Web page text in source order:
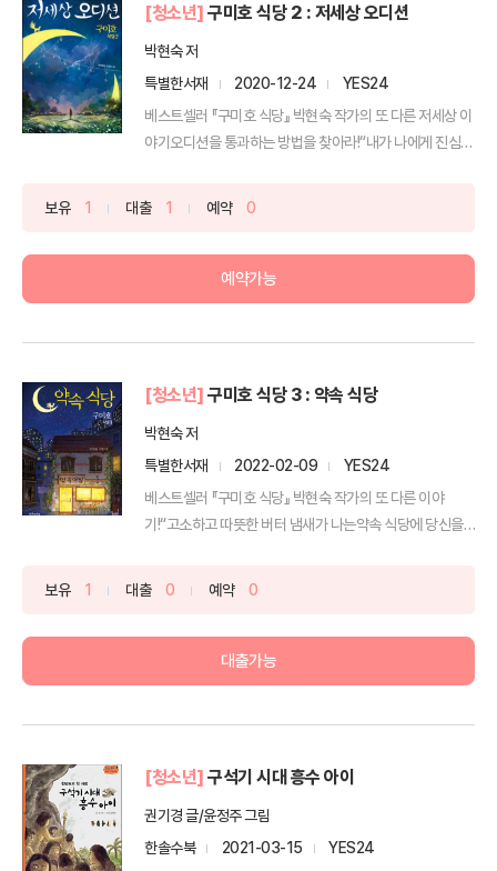
[청소년] 구미호 식당 2 : 저세상 오디션
박현숙 저
특별한서재
2020-12-24
YES24
베스트셀러 『구미호 식당』 박현숙 작가의 또 다른 저세상 이
야기오디션을 통과하는 방법을 찾아라!“내가 나에게 진심으
보유 1 대출 1 예약 0
예약가능
[청소년] 구미호 식당 3 : 약속 식당
박현숙 저
특별한서재
2022-02-09
YES24
베스트셀러 『구미호 식당』 박현숙 작가의 또 다른 이야
기!“고소하고 따뜻한 버터 냄새가 나는약속 식당에 당신을
보유 1 대출 0 예약 0
대출가능
[청소년] 구석기 시대 흥수 아이
권기경 글/윤정주 그림
한솔수북
2021-03-15
YES24